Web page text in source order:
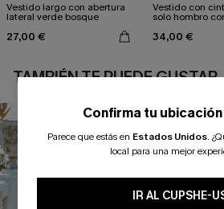
Vestido largo con abertura
lateral verde bosque
27,00 €
Vestido con
solo hombro
34,00 €
TAMBIÉN TE PUEDE GUSTAR
Confirma tu ubicación
Parece que estás en Estados Unidos.
local para una mejor
IR AL CUPSHE-